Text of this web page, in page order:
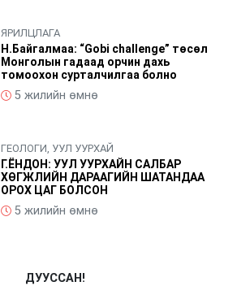
ЯРИЛЦЛАГА
Н.Байгалмаа: “Gobi challenge” төсөл
Монголын гадаад орчин дахь
томоохон сурталчилгаа болно
5 жилийн өмнө
ГЕОЛОГИ, УУЛ УУРХАЙ
Г.ЁНДОН: УУЛ УУРХАЙН САЛБАР
ХӨГЖЛИЙН ДАРААГИЙН ШАТАНДАА
ОРОХ ЦАГ БОЛСОН
5 жилийн өмнө
ДУУССАН!